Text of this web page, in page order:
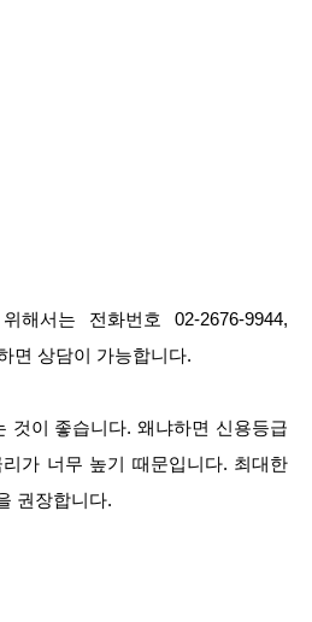
해서는 전화번호 02-2676-9944,
면 상담이 가능합니다.
것이 좋습니다. 왜냐하면 신용등급
가 너무 높기 때문입니다. 최대한
권장합니다.